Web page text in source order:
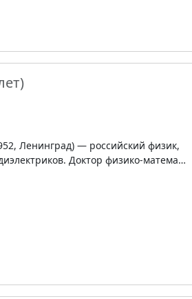
Ленинград) — российский физик,
Доктор физико-матема…